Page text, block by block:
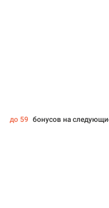
до 59 бонусов на